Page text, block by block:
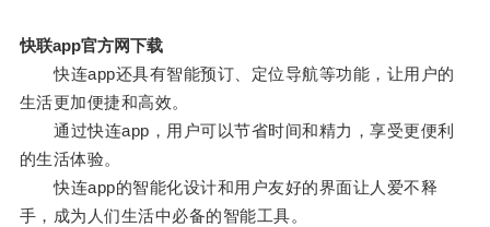
快联app官方网下载
快连app还具有智能预订、定位导航等功能，让用户的
生活更加便捷和高效。
通过快连app，用户可以节省时间和精力，享受更便利
的生活体验。
快连app的智能化设计和用户友好的界面让人爱不释
手，成为人们生活中必备的智能工具。